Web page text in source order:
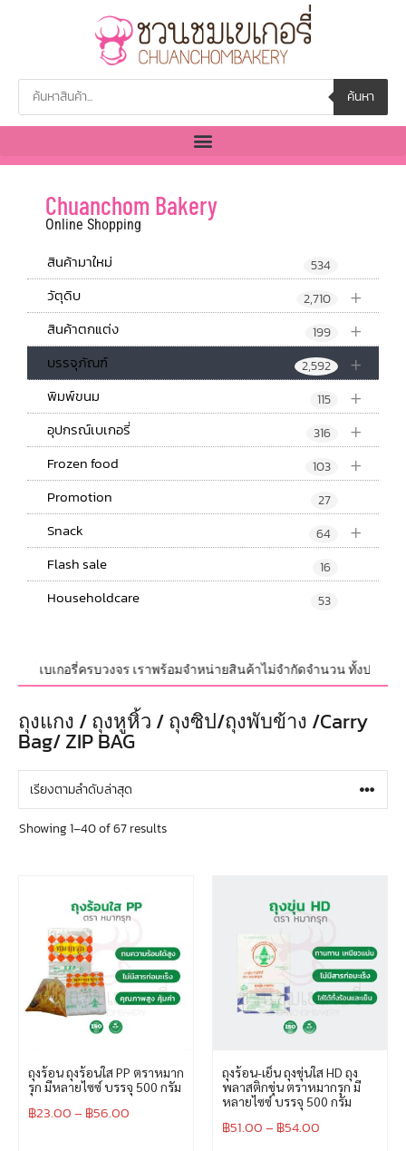
ค้นหา
Chuanchom Bakery
Online Shopping
สินค้ามาใหม่ 534
+
วัตุดิบ 2,710
+
สินค้าตกแต่ง 199
+
บรรจุภัณฑ์ 2,592
+
พิมพ์ขนม 115
+
อุปกรณ์เบเกอรี่ 316
+
Frozen food 103
Promotion 27
+
Snack 64
Flash sale 16
Householdcare 53
กอรี่ครบวงจร เราพร้อมจำหน่ายสินค้าไม่จำกัดจำนวน ทั้งปลีกและส่ง
ถุงแกง / ถุงหูหิ้ว / ถุงซิป/ถุงพับข้าง /Carry
Bag/ ZIP BAG
Showing 1–40 of 67 results
ถุงร้อน ถุงร้อนใส PP ตราหมาก
รุก มีหลายไซซ์ บรรจุ 500 กรัม
฿23.00– ฿56.00
ถุงร้อน-เย็น ถุงขุ่นใส HD ถุง
พลาสติกขุ่น ตราหมากรุก มี
หลายไซซ์ บรรจุ 500 กรัม
฿51.00– ฿54.00